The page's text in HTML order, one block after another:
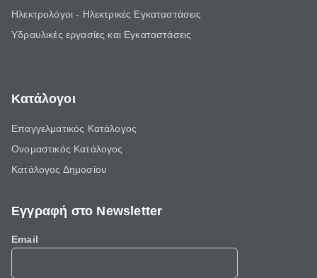
Ηλεκτρολόγοι - Ηλεκτρικές Εγκαταστάσεις
Υδραυλικές εργασίες και Εγκαταστάσεις
Κατάλογοι
Επαγγελματικός Κατάλογος
Ονομαστικός Κατάλογος
Κατάλογος Δημοσίου
Εγγραφή στο Newsletter
Email